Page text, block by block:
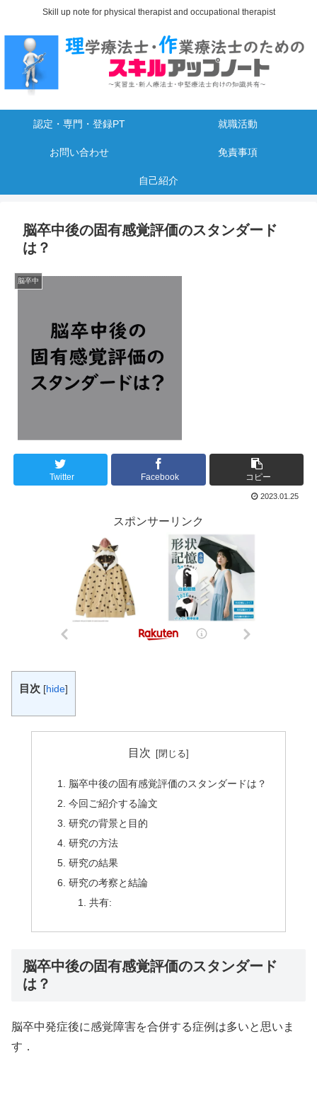
Skill up note for physical therapist and occupational therapist
認定・専門・登録PT 就職活動
お問い合わせ 免責事項
自己紹介
脳卒中後の固有感覚評価のスタンダード
は？
脳卒中
Twitter Facebook コピー
2023.01.25
スポンサーリンク
目次 [hide]
目次
脳卒中後の固有感覚評価のスタンダードは？
今回ご紹介する論文
研究の背景と目的
研究の方法
研究の結果
研究の考察と結論
共有:
脳卒中後の固有感覚評価のスタンダード
は？
脳卒中発症後に感覚障害を合併する症例は多いと思いま
す．